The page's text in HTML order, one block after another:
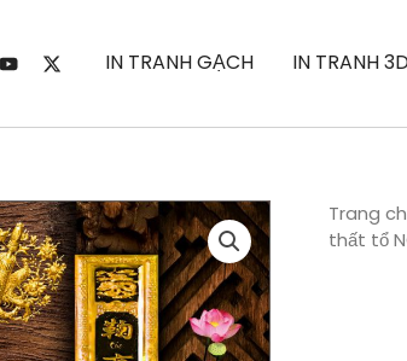
IN TRANH GẠCH IN TRANH
Trang
thất tổ